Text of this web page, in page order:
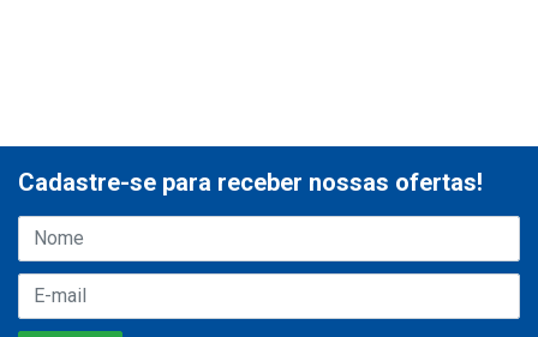
Cadastre-se para receber nossas ofertas!